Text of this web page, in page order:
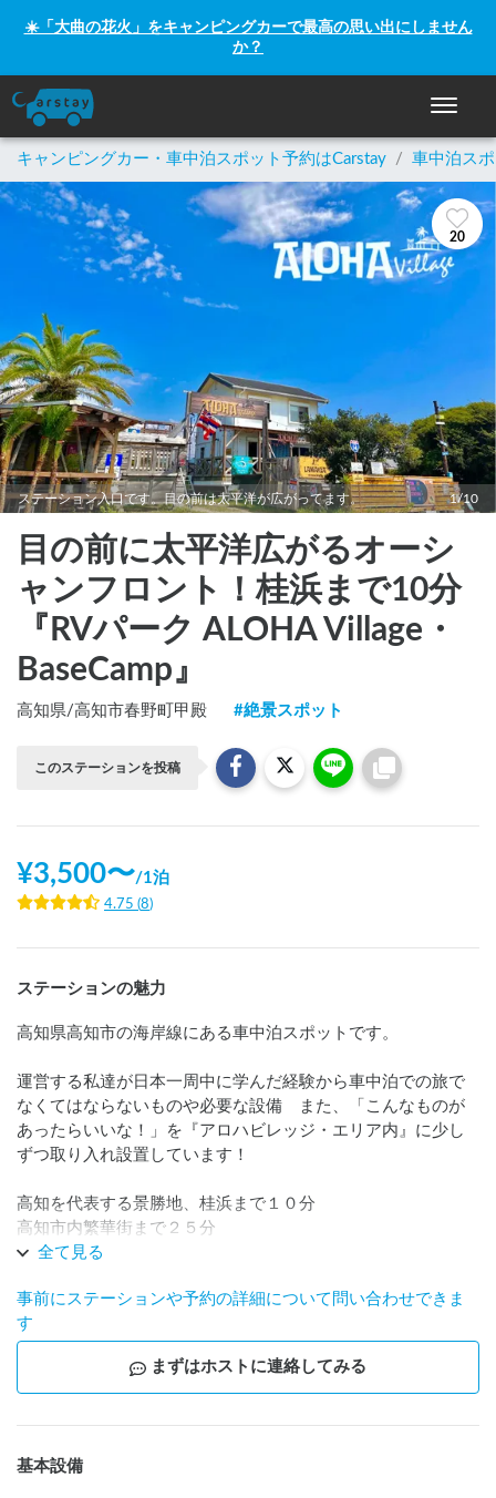
☀️「大曲の花火」をキャンピングカーで最高の思い出にしません
か？
ナビゲ
キャンピングカー・車中泊スポット予約はCarstay / 車中泊ス
20
ステーション入口です。目の前は太平洋が広がってます。 1/10
目の前に太平洋広がるオーシ
ャンフロント！桂浜まで10分
『RVパーク ALOHA Village・
BaseCamp』
高知県/高知市春野町甲殿 #絶景スポット
このステーションを投稿
¥3,500〜/1泊
4.75 (8)
ステーションの魅力
高知県高知市の海岸線にある車中泊スポットです。
運営する私達が日本一周中に学んだ経験から車中泊での旅で
なくてはならないものや必要な設備　また、「こんなものが
あったらいいな！」を『アロハビレッジ・エリア内』に少し
ずつ取り入れ設置しています！
高知を代表する景勝地、桂浜まで１０分
高知市内繁華街まで２５分
太平洋が目の前にある
です！
近くには東京の六本木で開催された 『Fish-1グランプリ』で
準優勝を果たした
『ガリあじ』さん
絶妙の塩加減で評判の"土佐の釜揚げちりめんじゃこ"を販売す
他にも美味しいごはん屋さんや楽しいアクティビティショッ
全て見る
事前にステーションや予約の詳細について問い合わせできま
す
まずはホストに連絡してみる
基本設備